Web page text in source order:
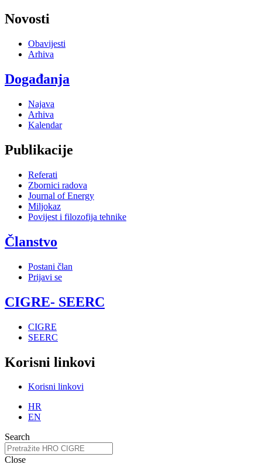
Novosti
Obavijesti
Arhiva
Događanja
Najava
Arhiva
Kalendar
Publikacije
Referati
Zbornici radova
Journal of Energy
Miljokaz
Povijest i filozofija tehnike
Članstvo
Postani član
Prijavi se
CIGRE- SEERC
CIGRE
SEERC
Korisni linkovi
Korisni linkovi
HR
EN
Search
Close